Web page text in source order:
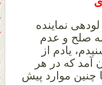
نماینده
صلح و عدم
یادم از
آمد که در هر
موارد پیش